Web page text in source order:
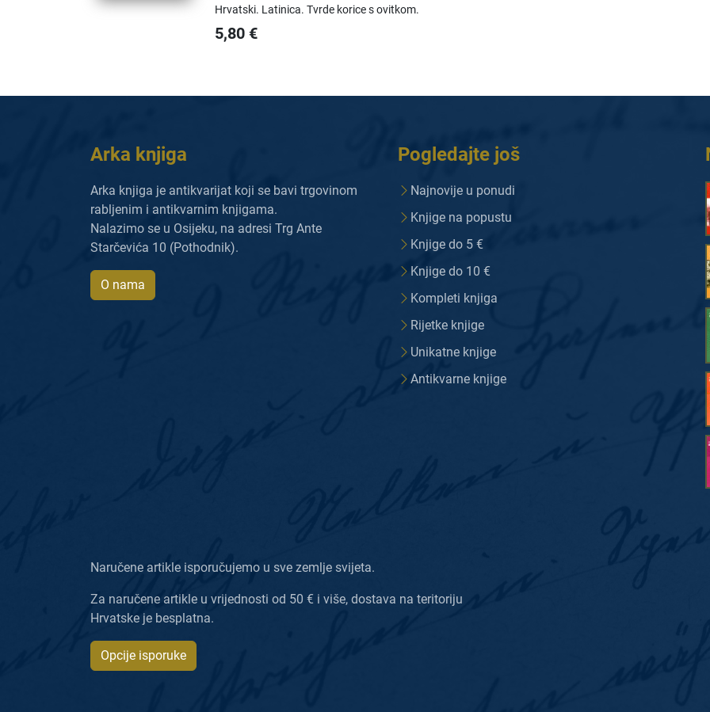
Hrvatski. Latinica.Tvrde korice s ovitkom.
5,80 €
Arka knjiga
Arka knjiga je antikvarijat koji se bavi trgovinom
rabljenim i antikvarnim knjigama.
Nalazimo se u Osijeku, na adresi Trg Ante
Starčevića 10 (Pothodnik).
O nama
Pogledajte još
Najnovije u ponudi
Knjige na popustu
Knjige do 5 €
Knjige do 10 €
Kompleti knjiga
Rijetke knjige
Unikatne knjige
Antikvarne knjige
Naručene artikle isporučujemo u sve zemlje svijeta.
Za naručene artikle u vrijednosti od 50 € i više, dostava na teritoriju
Hrvatske je besplatna.
Opcije isporuke